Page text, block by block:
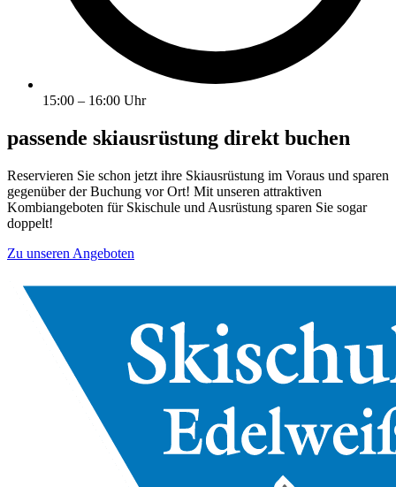
15:00 – 16:00 Uhr
passende skiausrüstung direkt buchen
Reservieren Sie schon jetzt ihre Skiausrüstung im Voraus und sparen
gegenüber der Buchung vor Ort! Mit unseren attraktiven
Kombiangeboten für Skischule und Ausrüstung sparen Sie sogar
doppelt!
Zu unseren Angeboten